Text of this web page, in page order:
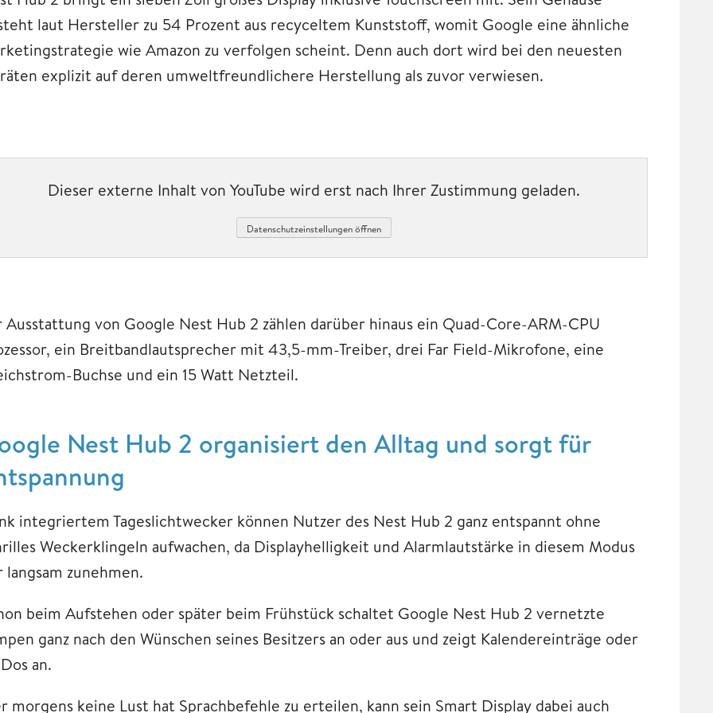
laut Hersteller zu 54 Prozent aus recyceltem Kunststoff, womit Google eine ähnliche
wie Amazon zu verfolgen scheint. Denn auch dort wird bei den neuesten
explizit auf deren umweltfreundlichere Herstellung als zuvor verwiesen.
Dieser externe Inhalt von YouTube wird erst nach Ihrer Zustimmung geladen.
Datenschutzeinstellungen öffnen
Ausstattung von Google Nest Hub 2 zählen darüber hinaus ein Quad-Core-ARM-CPU
ein Breitbandlautsprecher mit 43,5-mm-Treiber, drei Far Field-Mikrofone, eine
Buchse und ein 15 Watt Netzteil.
Nest Hub 2 organisiert den Alltag und sorgt für
integriertem Tageslichtwecker können Nutzer des Nest Hub 2 ganz entspannt ohne
Weckerklingeln aufwachen, da Displayhelligkeit und Alarmlautstärke in diesem Modus
langsam zunehmen.
beim Aufstehen oder später beim Frühstück schaltet Google Nest Hub 2 vernetzte
ganz nach den Wünschen seines Besitzers an oder aus und zeigt Kalendereinträge oder
an.
morgens keine Lust hat Sprachbefehle zu erteilen, kann sein Smart Display dabei auch